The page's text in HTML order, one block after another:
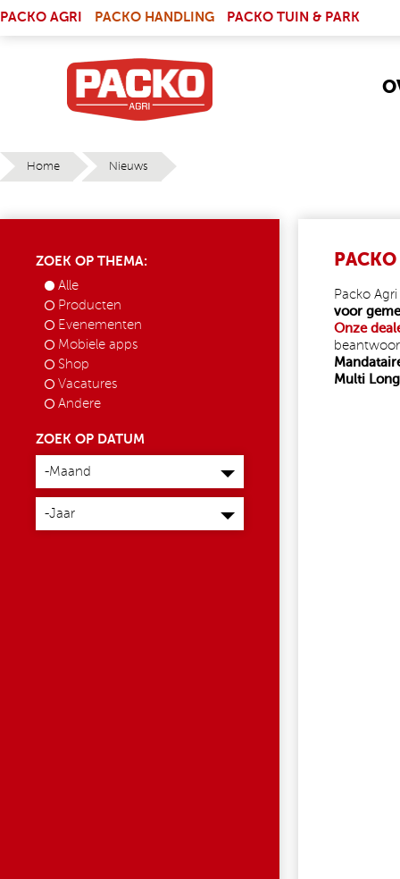
PACKO AGRI
PACKO HANDLING PACKO TUIN & PARK
Home Nieuws
ZOEK OP THEMA:
Alle
Producten
Evenementen
Mobiele apps
Shop
Vacatures
Andere
ZOEK OP DATUM
Maand
-Maand
Jaar
-Jaar
Packo
voor
Onze
Multi